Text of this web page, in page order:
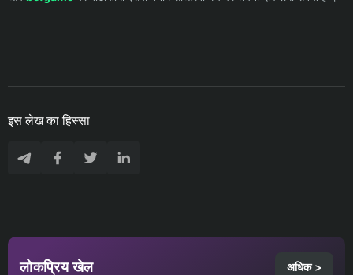
इस लेख का हिस्सा
लोकप्रिय खेल अधिक >